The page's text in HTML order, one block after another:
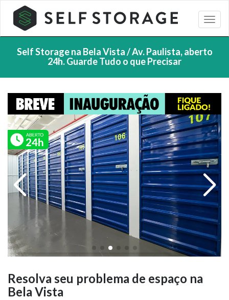
Self Storage na Bela Vista / Av. Paulista, aberto
24h. Guarde Tudo o que Precisar
Resolva seu problema de espaço na
Bela Vista